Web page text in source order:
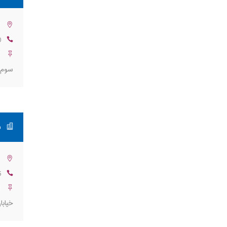
سوم